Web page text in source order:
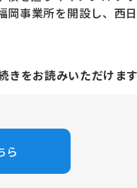
岡事業所を開設し、西
きをお読みいただけます
ら